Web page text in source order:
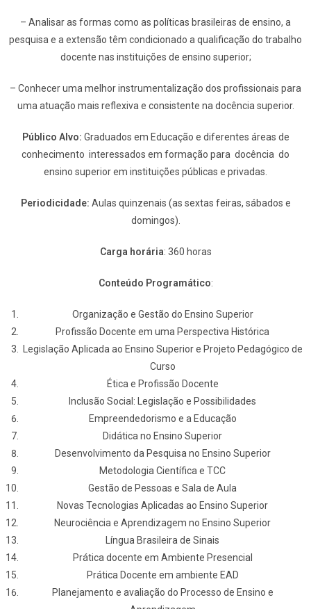
– Analisar as formas como as políticas brasileiras de ensino, a
pesquisa e a extensão têm condicionado a qualificação do trabalho
docente nas instituições de ensino superior;
– Conhecer uma melhor instrumentalização dos profissionais para
uma atuação mais reflexiva e consistente na docência superior.
Público Alvo: Graduados em Educação e diferentes áreas de
conhecimento interessados em formação para docência do
ensino superior em instituições públicas e privadas.
Periodicidade: Aulas quinzenais (as sextas feiras, sábados e
domingos).
Carga horária: 360 horas
Conteúdo Programático:
Organização e Gestão do Ensino Superior
Profissão Docente em uma Perspectiva Histórica
Legislação Aplicada ao Ensino Superior e Projeto Pedagógico de
Curso
Ética e Profissão Docente
Inclusão Social: Legislação e Possibilidades
Empreendedorismo e a Educação
Didática no Ensino Superior
Desenvolvimento da Pesquisa no Ensino Superior
Metodologia Científica e TCC
Gestão de Pessoas e Sala de Aula
Novas Tecnologias Aplicadas ao Ensino Superior
Neurociência e Aprendizagem no Ensino Superior
Língua Brasileira de Sinais
Prática docente em Ambiente Presencial
Prática Docente em ambiente EAD
Planejamento e avaliação do Processo de Ensino e